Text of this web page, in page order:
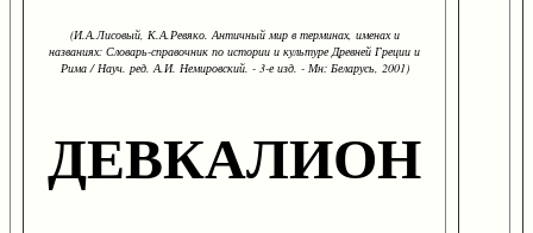
(И.А.Лисовый, К.А.Ревяко. Античный мир в терминах, именах и
названиях: Словарь-справочник по истории и культуре Древней Греции и
Рима / Науч. ред. А.И. Немировский. - 3-е изд. - Мн: Беларусь, 2001)
ДЕВКАЛИОН